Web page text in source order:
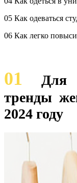
05 Как одеваться
06 Как легко
01
Для
тренды
2024 году